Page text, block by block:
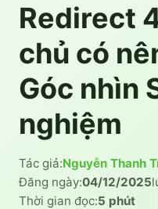
Redirect
chủ có
Góc nhìn
nghiệm
Tác giả:Nguyễn Thanh
Đăng ngày:04/12/2025
Thời gian đọc:5 phút